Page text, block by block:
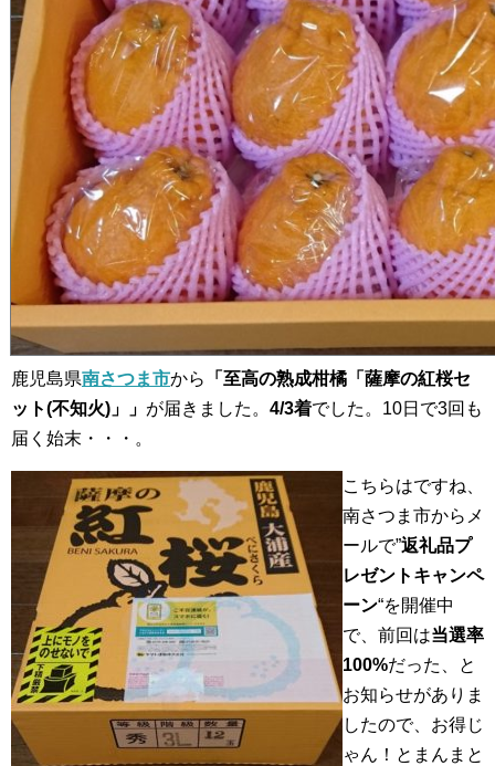
鹿児島県南さつま市から
「至高の熟成柑橘「薩摩の紅桜セ
ット(不知火)」」 が届きました。 4/3着でした。10日で3回も
届く始末・・・。
こちらはですね、
南さつま市からメ
ールで”返礼品プ
レゼントキャンペ
ーン“を開催中
で、前回は当選率
100%だった、と
お知らせがありま
したので、お得じ
ゃん！とまんまと